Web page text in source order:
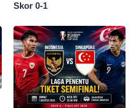
Skor 0-1